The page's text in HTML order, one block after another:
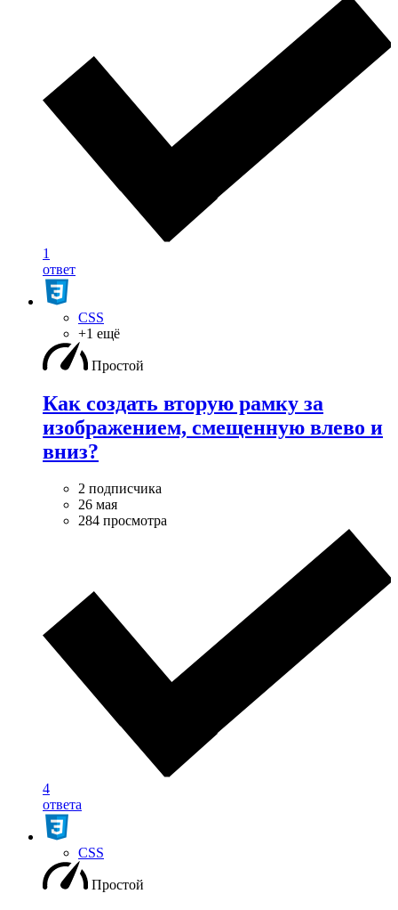
1
ответ
CSS
+1 ещё
Простой
Как создать вторую рамку за
изображением, смещенную влево и
вниз?
2 подписчика
26 мая
284 просмотра
4
ответа
CSS
Простой